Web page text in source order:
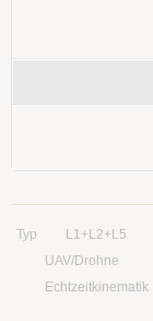
Typ L1+L2+L5
UAV/Drohne
Echtzeitkinematik